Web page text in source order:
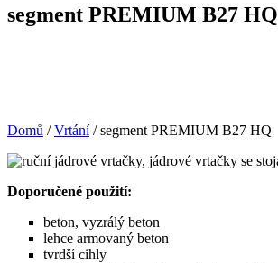
segment PREMIUM B27 HQ
Domů /Vrtání/ segment PREMIUM B27 HQ
Doporučené použití:
beton, vyzrálý beton
lehce armovaný beton
tvrdší cihly